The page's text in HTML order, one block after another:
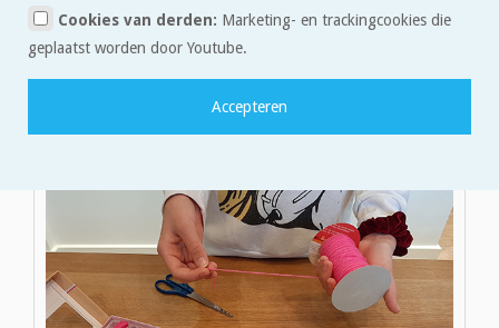
opnieuw op te rollen.
Cookies van derden: Marketing- en trackingcookies die
geplaatst worden door Youtube.